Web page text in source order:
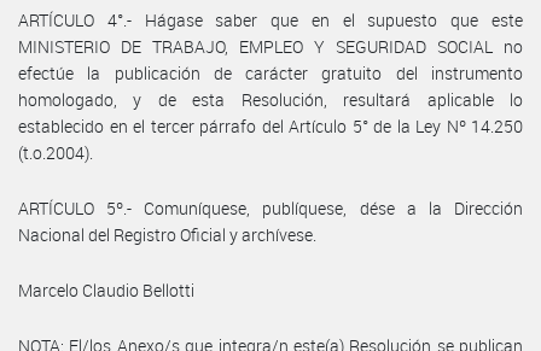
ARTÍCULO 4°.- Hágase saber que en el supuesto que este
MINISTERIO DE TRABAJO, EMPLEO Y SEGURIDAD SOCIAL no
efectúe la publicación de carácter gratuito del instrumento
homologado, y de esta Resolución, resultará aplicable lo
establecido en el tercer párrafo del Artículo 5° de la Ley Nº 14.250
(t.o.2004).
ARTÍCULO 5º.- Comuníquese, publíquese, dése a la Dirección
Nacional del Registro Oficial y archívese.
Marcelo Claudio Bellotti
NOTA: El/los Anexo/s que integra/n este(a) Resolución se publican